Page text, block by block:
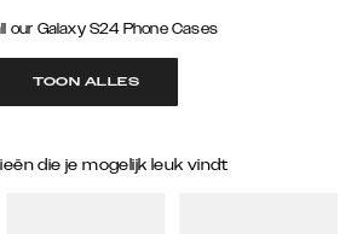
our Galaxy S24 Phone Cases
TOON ALLES
die je mogelijk leuk vindt